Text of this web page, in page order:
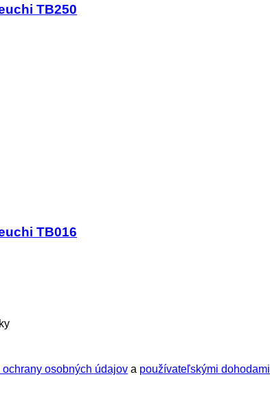
TB250
TB016
osobných údajov a používateľskými dohodami